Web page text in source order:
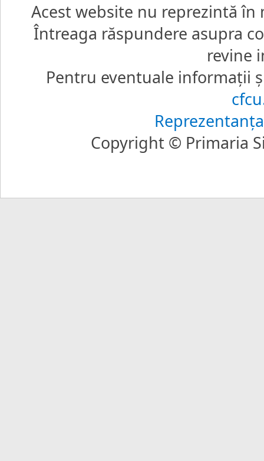
Acest website nu reprezintă
Întreaga răspundere asupra
revine
Pentru eventuale informaţii
Copyright © Primaria